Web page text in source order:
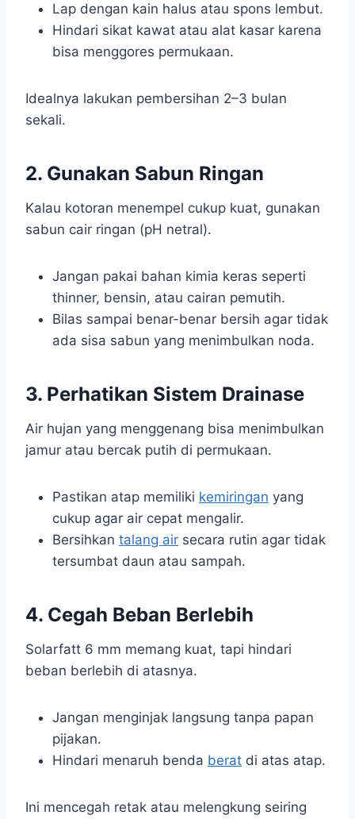
Lap dengan kain halus atau spons lembut.
Hindari sikat kawat atau alat kasar karena
bisa menggores permukaan.
Idealnya lakukan pembersihan 2–3 bulan
sekali.
2. Gunakan Sabun Ringan
Kalau kotoran menempel cukup kuat, gunakan
sabun cair ringan (pH netral).
Jangan pakai bahan kimia keras seperti
thinner, bensin, atau cairan pemutih.
Bilas sampai benar-benar bersih agar tidak
ada sisa sabun yang menimbulkan noda.
3. Perhatikan Sistem Drainase
Air hujan yang menggenang bisa menimbulkan
jamur atau bercak putih di permukaan.
Pastikan atap memiliki kemiringan yang
cukup agar air cepat mengalir.
Bersihkan talang air secara rutin agar tidak
tersumbat daun atau sampah.
4. Cegah Beban Berlebih
Solarfatt 6 mm memang kuat, tapi hindari
beban berlebih di atasnya.
Jangan menginjak langsung tanpa papan
pijakan.
Hindari menaruh benda berat di atas atap.
Ini mencegah retak atau melengkung seiring